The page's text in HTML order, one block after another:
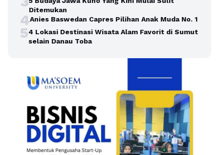
Ditemukan
4Anies Baswedan Capres Pilihan Anak Muda No. 1
54 Lokasi Destinasi Wisata Alam Favorit di Sumut
selain Danau Toba